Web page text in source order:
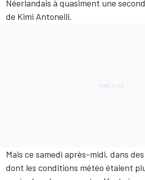
Néerlandais à quasiment une
de Kimi Antonelli.
Mais ce samedi après-midi, dans
dont les conditions météo étaient